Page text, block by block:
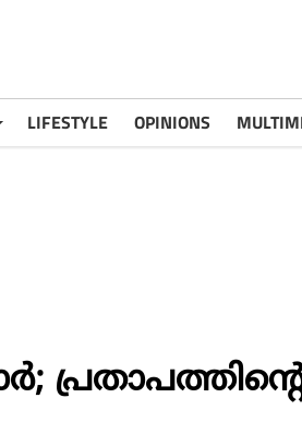
LIFESTYLE OPINIONS